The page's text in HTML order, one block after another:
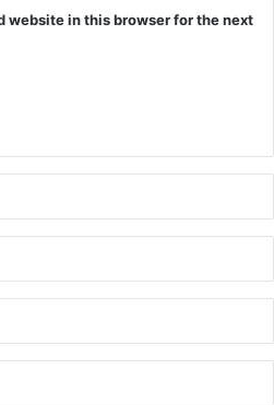
website in this browser for the next